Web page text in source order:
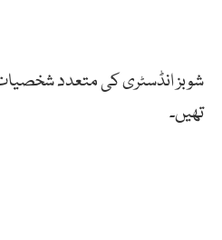
شوبز انڈسٹری کی متعدد
تھیں۔